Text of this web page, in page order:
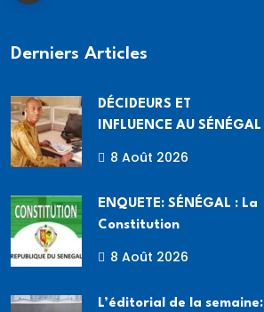
Derniers Articles
DÉCIDEURS ET
INFLUENCE AU SÉNÉGAL
8 Août 2026
ENQUETE: SÉNÉGAL : La
Constitution
8 Août 2026
L’éditorial de la semaine: